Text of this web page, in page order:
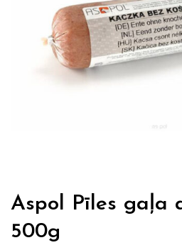
Aspol Pīles gaļa
500g